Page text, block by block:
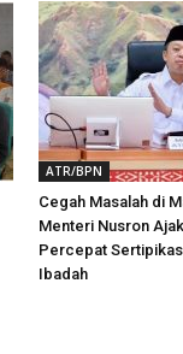
ATR/BPN
Cegah Masalah di
Menteri Nusron
Percepat
Ibadah